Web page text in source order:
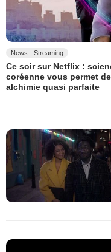
News - Streaming
Ce soir sur Netflix :
coréenne vous permet
alchimie quasi parfaite